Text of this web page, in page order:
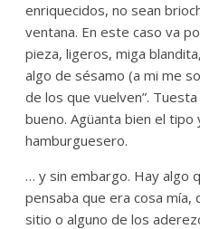
enriquecidos, no sean
ventana. En este caso va
pieza, ligeros, miga
algo de sésamo (a mi me
de los que vuelven”.
bueno. Agüanta bien el
hamburguesero.
… y sin embargo. Hay algo
pensaba que era cosa mía,
sitio o alguno de los